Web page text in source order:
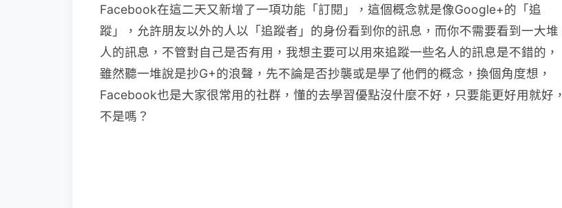
Facebook在這二天又新增了一項功能「訂閱」，這個概念就是像Google+的「追
蹤」，允許朋友以外的人以「追蹤者」的身份看到你的訊息，而你不需要看到一大堆
人的訊息，不管對自己是否有用，我想主要可以用來追蹤一些名人的訊息是不錯的，
雖然聽一堆說是抄G+的浪聲，先不論是否抄襲或是學了他們的概念，換個角度想，
Facebook也是大家很常用的社群，懂的去學習優點沒什麼不好，只要能更好用就好，
不是嗎？